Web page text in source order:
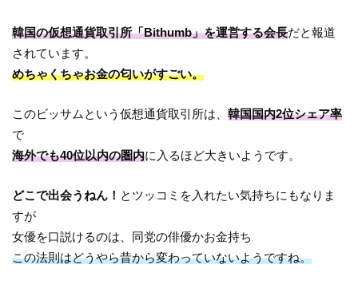
韓国の仮想通貨取引所「Bithumb」を運営する会長だと報道
されています。
めちゃくちゃお金の匂いがすごい。
このビッサムという仮想通貨取引所は、韓国国内2位シェア率
で
海外でも40位以内の圏内に入るほど大きいようです。
どこで出会うねん！ とツッコミを入れたい気持ちにもなりま
すが
女優を口説けるのは、同党の俳優かお金持ち
この法則はどうやら昔から変わっていないようですね。